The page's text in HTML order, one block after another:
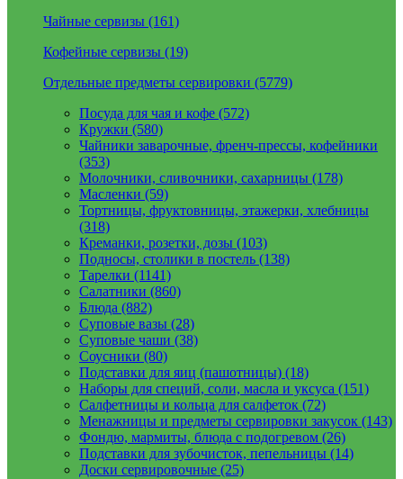
Чайные сервизы (161)
Кофейные сервизы (19)
Отдельные предметы сервировки (5779)
Посуда для чая и кофе (572)
Кружки (580)
Чайники заварочные, френч-прессы, кофейники
(353)
Молочники, сливочники, сахарницы (178)
Масленки (59)
Тортницы, фруктовницы, этажерки, хлебницы
(318)
Креманки, розетки, дозы (103)
Подносы, столики в постель (138)
Тарелки (1141)
Салатники (860)
Блюда (882)
Суповые вазы (28)
Суповые чаши (38)
Соусники (80)
Подставки для яиц (пашотницы) (18)
Наборы для специй, соли, масла и уксуса (151)
Салфетницы и кольца для салфеток (72)
Менажницы и предметы сервировки закусок (143)
Фондю, мармиты, блюда с подогревом (26)
Подставки для зубочисток, пепельницы (14)
Доски сервировочные (25)